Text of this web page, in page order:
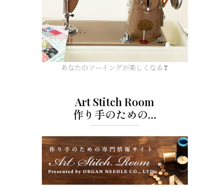
あなたのソーイングが楽しくなる❣
Art Stitch Room
作り手のための…